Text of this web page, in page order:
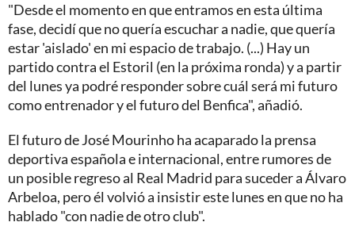
"Desde el momento en que entramos en esta última
fase, decidí que no quería escuchar a nadie, que quería
estar 'aislado' en mi espacio de trabajo. (...) Hay un
partido contra el Estoril (en la próxima ronda) y a partir
del lunes ya podré responder sobre cuál será mi futuro
como entrenador y el futuro del Benfica", añadió.
El futuro de José Mourinho ha acaparado la prensa
deportiva española e internacional, entre rumores de
un posible regreso al Real Madrid para suceder a Álvaro
Arbeloa, pero él volvió a insistir este lunes en que no ha
hablado "con nadie de otro club".